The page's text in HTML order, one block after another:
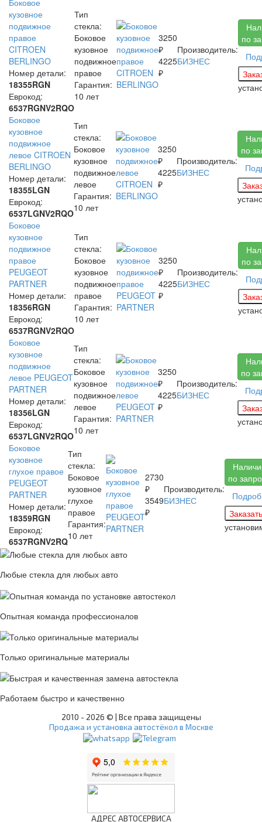
кузовное
подвижное
правое
CITROEN
BERLINGO
Номер детали:
18355RGN
Еврокод:
6537RGNV2RQO
Тип
стекла:
Боковое
кузовное
подвижное
правое
Гарантия:
10 лет
3250
₽
4225
₽
Производитель:
БИЗНЕС
по
Боковое
кузовное
подвижное
левое CITROEN
BERLINGO
Номер детали:
18355LGN
Еврокод:
6537LGNV2RQO
Тип
стекла:
Боковое
кузовное
подвижное
левое
Гарантия:
10 лет
3250
₽
4225
₽
Производитель:
БИЗНЕС
по
Боковое
кузовное
подвижное
правое
PEUGEOT
PARTNER
Номер детали:
18356RGN
Еврокод:
6537RGNV2RQO
Тип
стекла:
Боковое
кузовное
подвижное
правое
Гарантия:
10 лет
3250
₽
4225
₽
Производитель:
БИЗНЕС
по
Боковое
кузовное
подвижное
левое PEUGEOT
PARTNER
Номер детали:
18356LGN
Еврокод:
6537LGNV2RQO
Тип
стекла:
Боковое
кузовное
подвижное
левое
Гарантия:
10 лет
3250
₽
4225
₽
Производитель:
БИЗНЕС
по
Боковое
кузовное
глухое правое
PEUGEOT
PARTNER
Номер детали:
18359RGN
Еврокод:
6537RGNV2RQ
Тип
стекла:
Боковое
кузовное
глухое
правое
Гарантия:
10 лет
2730
₽
3549
₽
Производитель:
БИЗНЕС
по
Любые стекла для любых авто
Опытная команда профессионалов
Только оригинальные материалы
Работаем быстро и качественно
2010 - 2026 © | Все права защищены
Продажа и установка автостёкол в Москве
АДРЕС АВТОСЕРВИСА